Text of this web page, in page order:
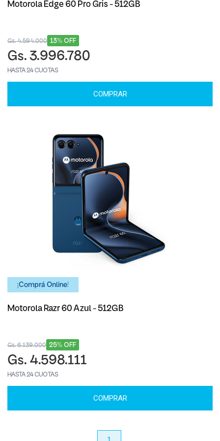
Motorola Edge 60 Pro Gris - 512GB
13% OFF
Gs. 4.594.000
Gs. 3.996.780
HASTA 24 CUOTAS
COMPRAR
¡Comprá Online!
Motorola Razr 60 Azul - 512GB
25% OFF
Gs. 6.139.000
Gs. 4.598.111
HASTA 24 CUOTAS
COMPRAR